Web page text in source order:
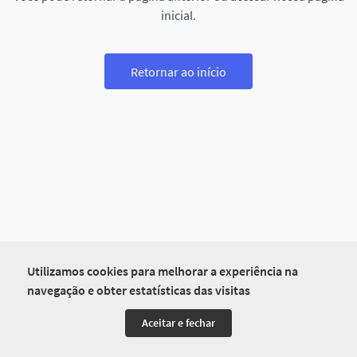
Utilizamos cookies para melhorar a experiência na
navegação e obter estatísticas das visitas
Aceitar e fechar
inicial.
Retornar ao início